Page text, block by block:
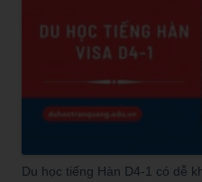
Du học tiếng Hàn D4-1 có dễ